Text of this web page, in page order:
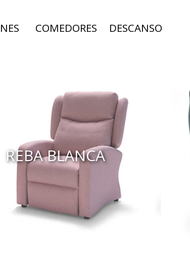
COMEDORES DESCANSO
REBA BLANCA